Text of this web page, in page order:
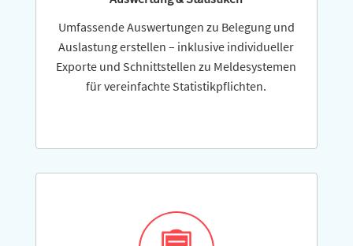
Umfassende Auswer­tungen zu Bele­gung und
Aus­lastung erstellen – inklu­sive indi­vi­du­eller
Ex­porte und Schnitt­stellen zu Melde­systemen
für verein­fachte Statistikpflichten.